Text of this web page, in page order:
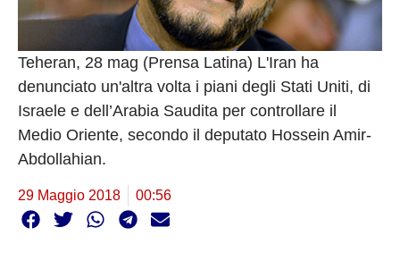
Teheran, 28 mag (Prensa Latina) L'Iran ha
denunciato un'altra volta i piani degli Stati Uniti, di
Israele e dell’Arabia Saudita per controllare il
Medio Oriente, secondo il deputato Hossein Amir-
Abdollahian.
29 Maggio 2018 00:56